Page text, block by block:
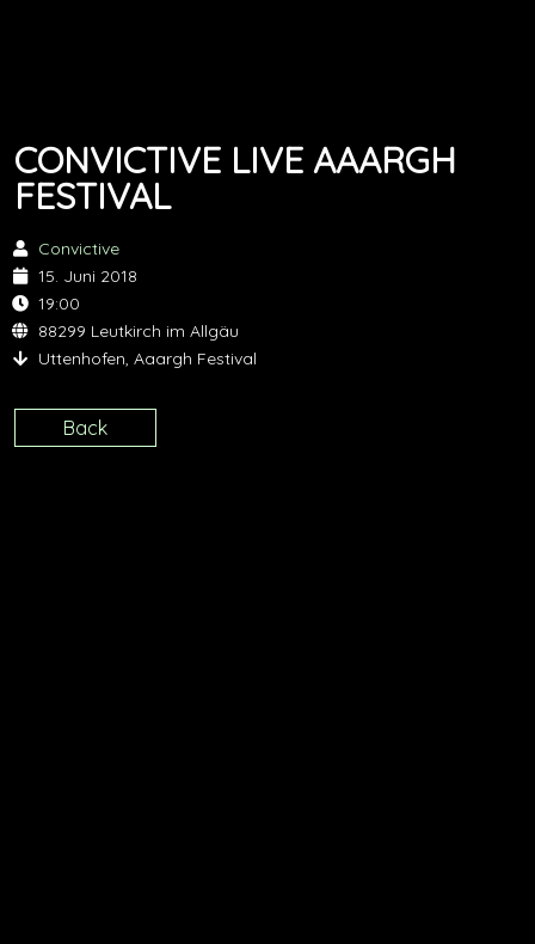
CONVICTIVE LIVE AAARGH
FESTIVAL
Convictive
15. Juni 2018
19:00
88299 Leutkirch im Allgäu
Uttenhofen, Aaargh Festival
Back